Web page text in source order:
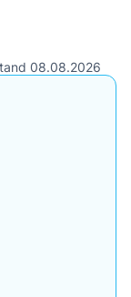
08.08.2026